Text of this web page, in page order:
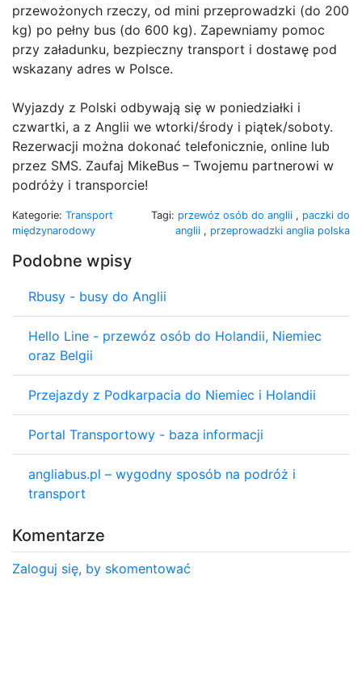
przewożonych rzeczy, od mini przeprowadzki (do 200
kg) po pełny bus (do 600 kg). Zapewniamy pomoc
przy załadunku, bezpieczny transport i dostawę pod
wskazany adres w Polsce.
Wyjazdy z Polski odbywają się w poniedziałki i
czwartki, a z Anglii we wtorki/środy i piątek/soboty.
Rezerwacji można dokonać telefonicznie, online lub
przez SMS. Zaufaj MikeBus – Twojemu partnerowi w
podróży i transporcie!
Kategorie: Transport
międzynarodowy
Tagi: przewóz osób do anglii , paczki do
anglii , przeprowadzki anglia polska
Podobne wpisy
Rbusy - busy do Anglii
Hello Line - przewóz osób do Holandii, Niemiec
oraz Belgii
Przejazdy z Podkarpacia do Niemiec i Holandii
Portal Transportowy - baza informacji
angliabus.pl – wygodny sposób na podróż i
transport
Komentarze
Zaloguj się, by skomentować